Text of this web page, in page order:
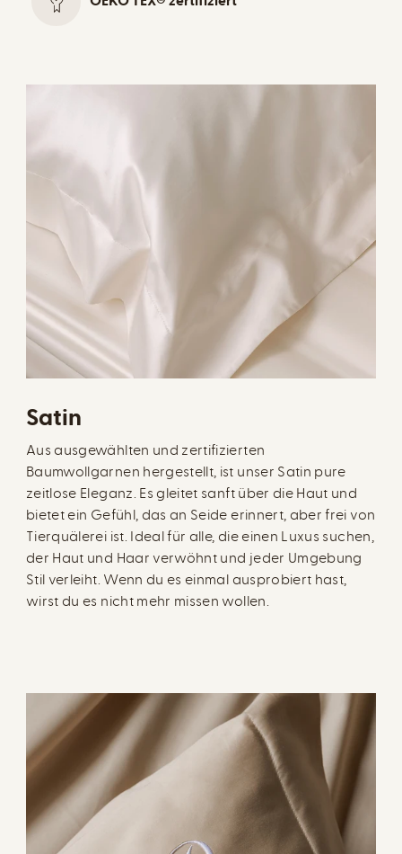
Satin
Aus ausgewählten und zertifizierten
Baumwollgarnen hergestellt, ist unser Satin pure
zeitlose Eleganz. Es gleitet sanft über die Haut und
bietet ein Gefühl, das an Seide erinnert, aber frei von
Tierquälerei ist. Ideal für alle, die einen Luxus suchen,
der Haut und Haar verwöhnt und jeder Umgebung
Stil verleiht. Wenn du es einmal ausprobiert hast,
wirst du es nicht mehr missen wollen.